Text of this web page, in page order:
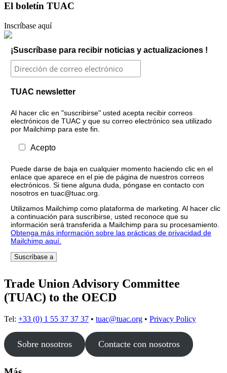
El boletín TUAC
Inscríbase aquí
¡Suscríbase para recibir noticias y actualizaciones !
TUAC newsletter
Al hacer clic en "suscribirse" usted acepta recibir correos
electrónicos de TUAC y que su correo electrónico sea utilizado
por Mailchimp para este fin.
Acepto
Puede darse de baja en cualquier momento haciendo clic en el
enlace que aparece en el pie de página de nuestros correos
electrónicos. Si tiene alguna duda, póngase en contacto con
nosotros en tuac@tuac.org.
Utilizamos Mailchimp como plataforma de marketing. Al hacer clic
a continuación para suscribirse, usted reconoce que su
información será transferida a Mailchimp para su procesamiento.
Obtenga más información sobre las prácticas de privacidad de
Mailchimp aquí.
Trade Union Advisory Committee
(TUAC) to the OECD
Tel: +33 (0) 1 55 37 37 37 • tuac@tuac.org • Privacy Policy
Sobre nosotros Contacte con nosotros